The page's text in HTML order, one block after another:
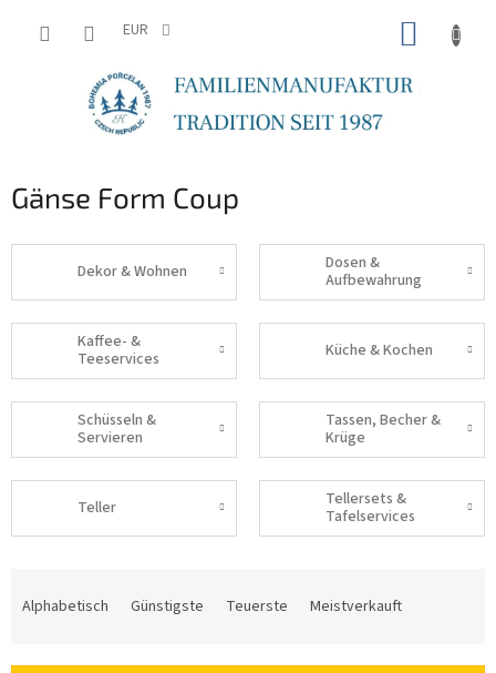
EUR
Gänse Form Coup
Dekor & Wohnen
Dosen &
Aufbewahrung
Kaffee- &
Teeservices
Küche & Kochen
Schüsseln &
Servieren
Tassen, Becher &
Krüge
Teller
Tellersets &
Tafelservices
Alphabetisch Günstigste Teuerste Meistverkauft